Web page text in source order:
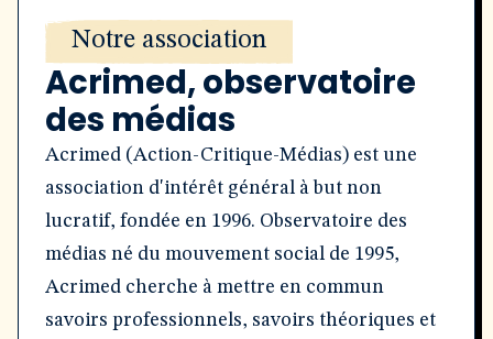
Notre association
Acrimed, observatoire
des médias
Acrimed (Action-Critique-Médias) est une
association d'intérêt général à but non
lucratif, fondée en 1996. Observatoire des
médias né du mouvement social de 1995,
Acrimed cherche à mettre en commun
savoirs professionnels, savoirs théoriques et